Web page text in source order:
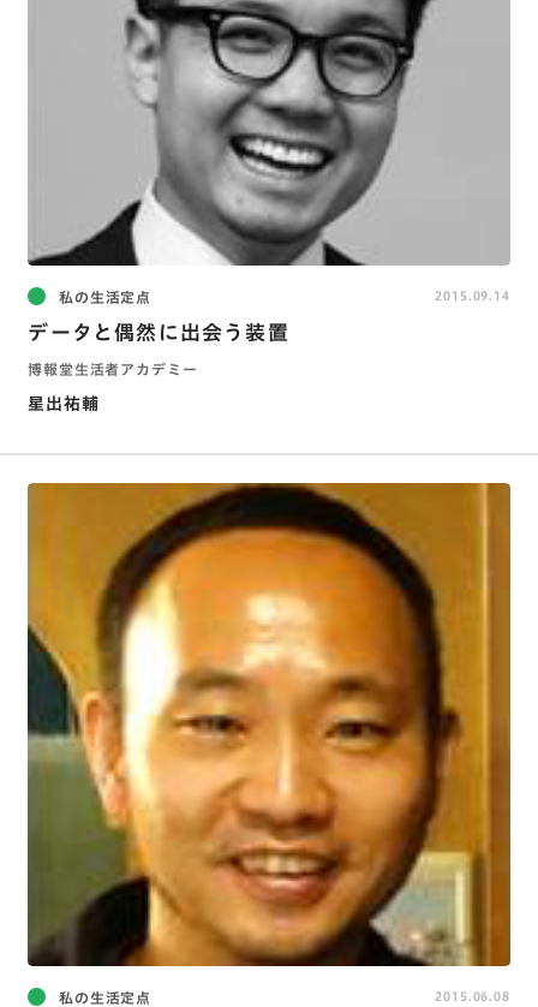
私の生活定点
データと偶然に出会う装置
博報堂生活者アカデミー
星出祐輔
2015.09.14
私の生活定点 2015.06.08